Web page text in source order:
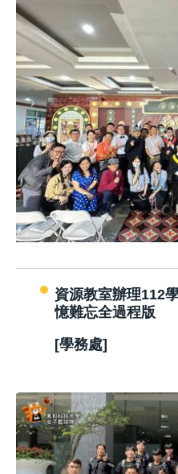
資源教室辦理112
憶難忘全過程版
[學務處]